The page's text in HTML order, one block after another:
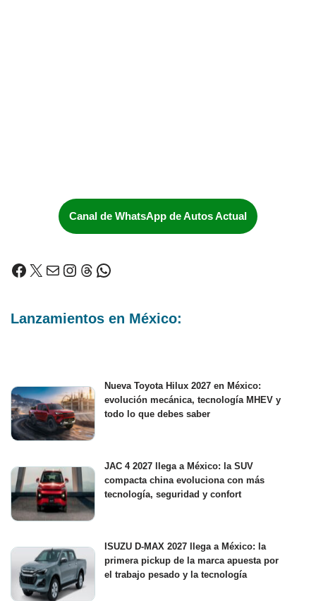
Canal de WhatsApp de Autos Actual
Lanzamientos en México:
Nueva Toyota Hilux 2027 en México:
evolución mecánica, tecnología MHEV y
todo lo que debes saber
JAC 4 2027 llega a México: la SUV
compacta china evoluciona con más
tecnología, seguridad y confort
ISUZU D-MAX 2027 llega a México: la
primera pickup de la marca apuesta por
el trabajo pesado y la tecnología